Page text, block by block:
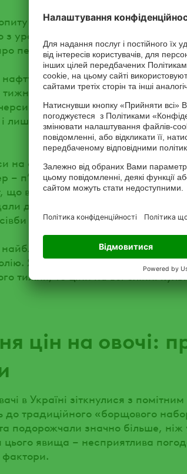
на соняшник також виросли
з урахуванням логістики та мита
переоціненість українського
та підвищення Індією мита
призвести до зниження
на пальмову олію на біржі в
лише у п’ятницю впали на 2,4% до
на соєву олію на біржі в Чикаго
– п’ятницю на тлі фіксування
відповідає рівню минулого
до 859 $/т та сягали 971 $/т на
сої.
дні опади в Бразилії
Якщо сезон дощів принесе
тижня, то ціни на всі олійні
цін на овочі:
в Україні зіткнулися з
до традиційного «борщового
подорожчали значно більше, ніж
цього явища – несприятлива
фактори.